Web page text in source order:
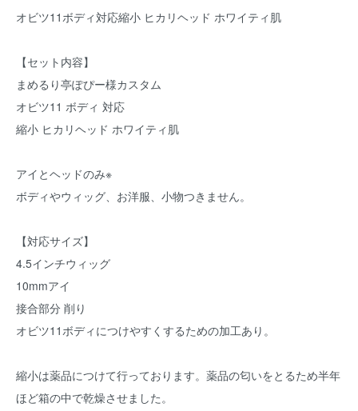
オビツ11ボディ対応縮小 ヒカリヘッド ホワイティ肌
【セット内容】
まめるり亭ぽぴー様カスタム
オビツ11 ボディ 対応
縮小 ヒカリヘッド ホワイティ肌
アイとヘッドのみ※
ボディやウィッグ、お洋服、小物つきません。
【対応サイズ】
4.5インチウィッグ
10mmアイ
接合部分 削り
オビツ11ボディにつけやすくするための加工あり。
縮小は薬品につけて行っております。薬品の匂いをとるため半年
ほど箱の中で乾燥させました。